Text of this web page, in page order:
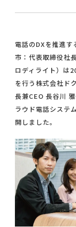
電話のDXを推進
市：代表取締役社
ロディライト）は
を行う株式会社ド
長兼CEO 長谷川
ラウド電話システ
開しました。